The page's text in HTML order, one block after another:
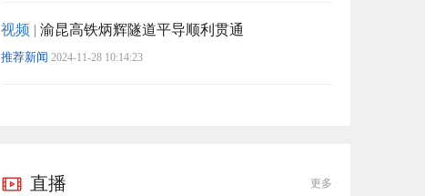
视频 |渝昆高铁炳辉隧道平导顺利贯通
推荐新闻 2024-11-28 10:14:23
直播 更多